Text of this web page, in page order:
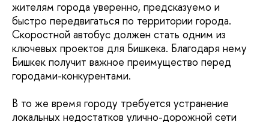
жителям города уверенно, предсказуемо и
быстро передвигаться по территории города.
Скоростной автобус должен стать одним из
ключевых проектов для Бишкека. Благодаря нему
Бишкек получит важное преимущество перед
городами-конкурентами.
В то же время городу требуется устранение
локальных недостатков улично-дорожной сети